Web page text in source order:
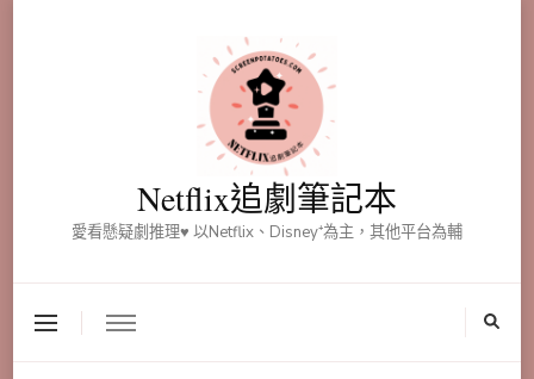
Netflix追劇筆記本
愛看懸疑劇推理♥ 以Netflix、Disney⁺為主，其他平台為輔